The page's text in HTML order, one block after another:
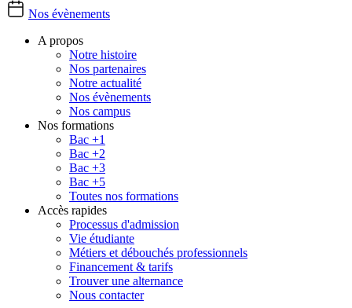
Nos évènements
A propos
Notre histoire
Nos partenaires
Notre actualité
Nos évènements
Nos campus
Nos formations
Bac +1
Bac +2
Bac +3
Bac +5
Toutes nos formations
Accès rapides
Processus d'admission
Vie étudiante
Métiers et débouchés professionnels
Financement & tarifs
Trouver une alternance
Nous contacter